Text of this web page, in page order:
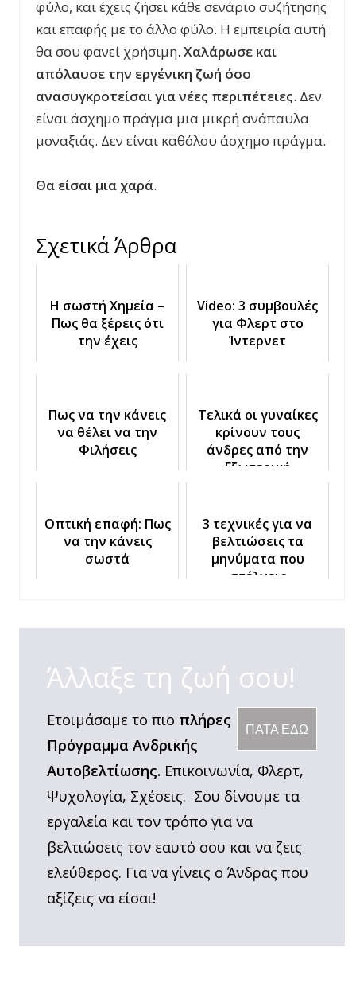
φύλο, και έχεις ζήσει κάθε σενάριο συζήτησης
και επαφής με το άλλο φύλο. Η εμπειρία αυτή
θα σου φανεί χρήσιμη. Χαλάρωσε και
απόλαυσε την εργένικη ζωή όσο
ανασυγκροτείσαι για νέες περιπέτειες. Δεν
είναι άσχημο πράγμα μια μικρή ανάπαυλα
μοναξιάς. Δεν είναι καθόλου άσχημο πράγμα.
Θα είσαι μια χαρά.
Σχετικά Άρθρα
Η σωστή Χημεία –
Πως θα ξέρεις ότι
την έχεις
Video: 3 συμβουλές
για Φλερτ στο
Ίντερνετ
Πως να την κάνεις
να θέλει να την
Φιλήσεις
Τελικά οι γυναίκες
κρίνουν τους
άνδρες από την
Eξωτερική
Οπτική επαφή: Πως
να την κάνεις
σωστά
3 τεχνικές για να
βελτιώσεις τα
μηνύματα που
στέλνεις
Άλλαξε τη ζωή σου!
ΠΑΤΑ ΕΔΩ
Ετοιμάσαμε το πιο πλήρες
Πρόγραμμα Ανδρικής
Αυτοβελτίωσης. Επικοινωνία, Φλερτ,
Ψυχολογία, Σχέσεις. Σου δίνουμε τα
εργαλεία και τον τρόπο για να
βελτιώσεις τον εαυτό σου και να ζεις
ελεύθερος. Για να γίνεις ο Άνδρας που
αξίζεις να είσαι!